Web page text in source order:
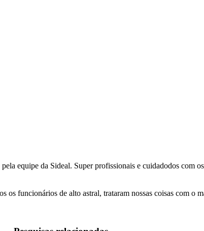
equipe da Sideal. Super profissionais e cuidadodos com
os funcionários de alto astral, trataram nossas coisas com o